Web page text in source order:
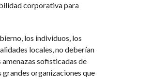
corporativa para
los individuos, los
locales, no deberían
sofisticadas de
grandes organizaciones que